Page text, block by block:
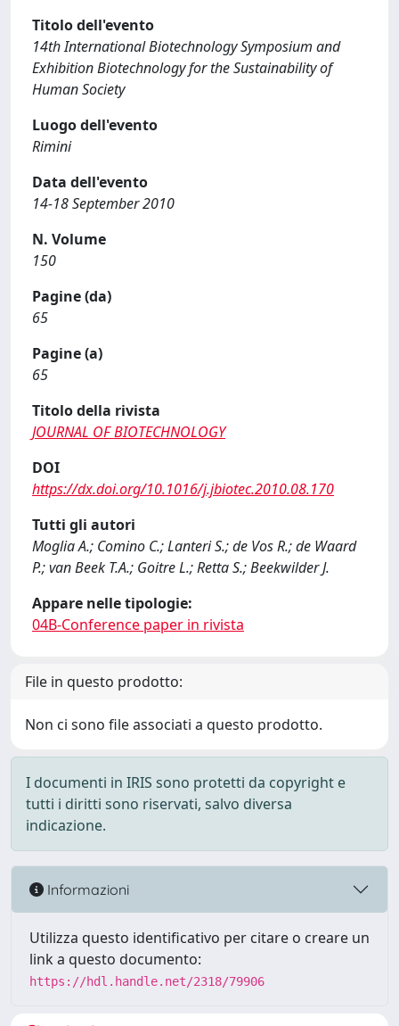
Titolo dell'evento
14th International Biotechnology Symposium and
Exhibition Biotechnology for the Sustainability of
Human Society
Luogo dell'evento
Rimini
Data dell'evento
14-18 September 2010
N. Volume
150
Pagine (da)
65
Pagine (a)
65
Titolo della rivista
JOURNAL OF BIOTECHNOLOGY
DOI
https://dx.doi.org/10.1016/j.jbiotec.2010.08.170
Tutti gli autori
Moglia A.; Comino C.; Lanteri S.; de Vos R.; de Waard
P.; van Beek T.A.; Goitre L.; Retta S.; Beekwilder J.
Appare nelle tipologie:
04B-Conference paper in rivista
File in questo prodotto:
Non ci sono file associati a questo prodotto.
I documenti in IRIS sono protetti da copyright e
tutti i diritti sono riservati, salvo diversa
indicazione.
Informazioni
Utilizza questo identificativo per citare o creare un
link a questo documento:
https://hdl.handle.net/2318/79906